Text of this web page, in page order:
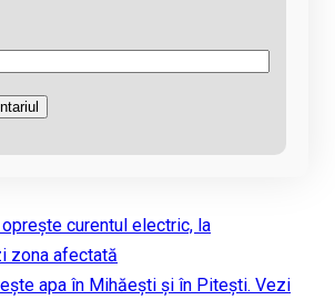
curentul electric, la
zona afectată
apa în Mihăești și în Pitești. Vezi